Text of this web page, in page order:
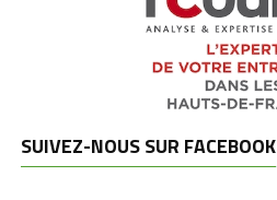
SUIVEZ-NOUS SUR FACEBOOK